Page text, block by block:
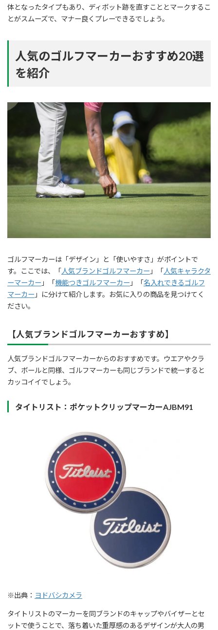
体となったタイプもあり、ディボット跡を直すこととマークするこ
とがスムーズで、マナー良くプレーできるでしょう。
人気のゴルフマーカーおすすめ20選
を紹介
ゴルフマーカーは「デザイン」と「使いやすさ」がポイントで
す。ここでは、「人気ブランドゴルフマーカー 」「人気キャラクタ
ーマーカー 」「機能つきゴルフマーカー 」「名入れできるゴルフ
マーカー 」に分けて紹介します。お気に入りの商品を見つけてく
ださい。
【人気ブランドゴルフマーカーおすすめ】
人気ブランドゴルフマーカーからのおすすめです。ウエアやクラ
ブ、ボールと同様、ゴルフマーカーも同じブランドで統一すると
カッコイイでしょう。
タイトリスト：ポケットクリップマーカーAJBM91
※出典： ヨドバシカメラ
タイトリストのマーカーを同ブランドのキャップやバイザーとセ
ットで使うことで、落ち着いた重厚感のあるデザインが大人の男